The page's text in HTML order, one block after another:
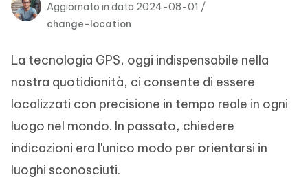
PDNob
PDF
New
iAnyGo
Aggiornato in data 2024-08-01 /
change-location
La tecnologia GPS, oggi indispensabile nella
nostra quotidianità, ci consente di essere
localizzati con precisione in tempo reale in ogni
luogo nel mondo. In passato, chiedere
indicazioni era l'unico modo per orientarsi in
luoghi sconosciuti.